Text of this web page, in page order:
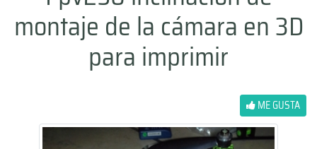
montaje de la cámara en 3D
para imprimir
ME GUSTA